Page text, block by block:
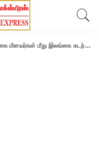
மீனவர்கள் மீது இலங்கை கடற்கொள்ளையர்கள் தாக்குதல்..!